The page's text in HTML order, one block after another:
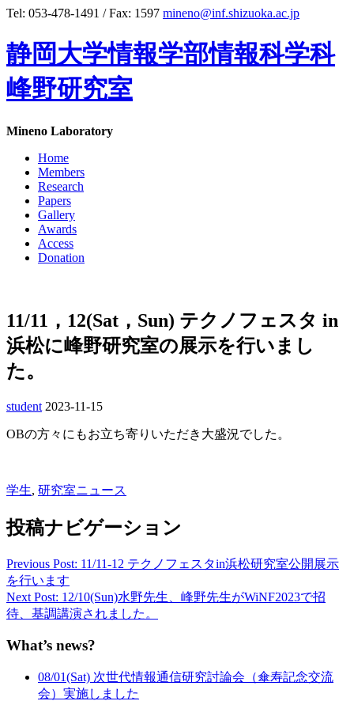
Tel: 053-478-1491 / Fax: 1597 mineno@inf.shizuoka.ac.jp
静岡大学情報学部情報科学科
峰野研究室
Mineno Laboratory
Home
Members
Research
Papers
Gallery
Awards
Access
Donation
11/11，12(Sat，Sun) テクノフェスタ in
浜松に峰野研究室の展示を行いまし
た。
student 2023-11-15
OBの方々にもお立ち寄りいただき大盛況でした。
学生, 研究室ニュース
投稿ナビゲーション
Previous Post: 11/11-12 テクノフェスタin浜松研究室公開展示
を行います
Next Post: 12/10(Sun)水野先生、峰野先生がWiNF2023で招
待、基調講演されました。
What’s news?
08/01(Sat) 次世代情報通信研究討論会（傘寿記念交流
会）実施しました